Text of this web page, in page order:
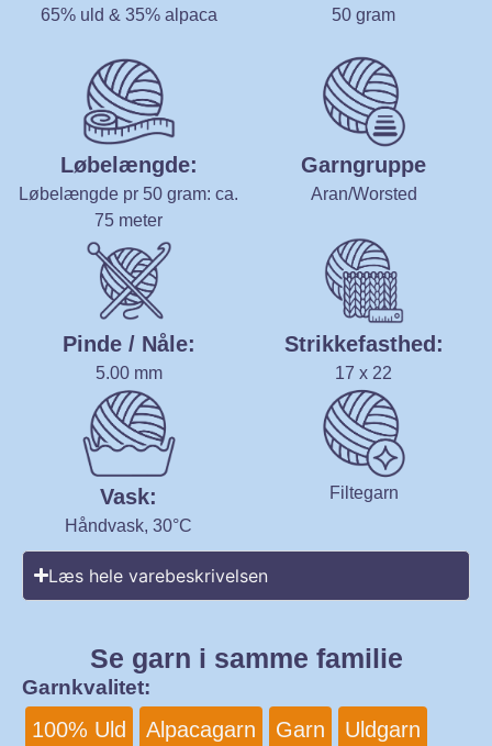
65% uld & 35% alpaca 50 gram
Løbelængde:
Løbelængde pr 50 gram: ca.
75 meter
Garngruppe
Aran/Worsted
Pinde / Nåle:
5.00 mm
Strikkefasthed:
17 x 22
Vask:
Håndvask, 30°C
Filtegarn
Læs hele varebeskrivelsen
Se garn i samme familie
Garnkvalitet:
100% Uld Alpacagarn Garn Uldgarn